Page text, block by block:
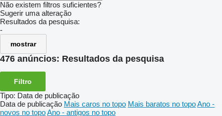
Não existem filtros suficientes?
Sugerir uma alteração
Resultados da pesquisa:
-
mostrar
476 anúncios: Resultados da pesquisa
Filtro
Tipo: Data de publicação
Data de publicação Mais caros no topo Mais baratos no topoAno -
novos no topoAno - antigos no topo